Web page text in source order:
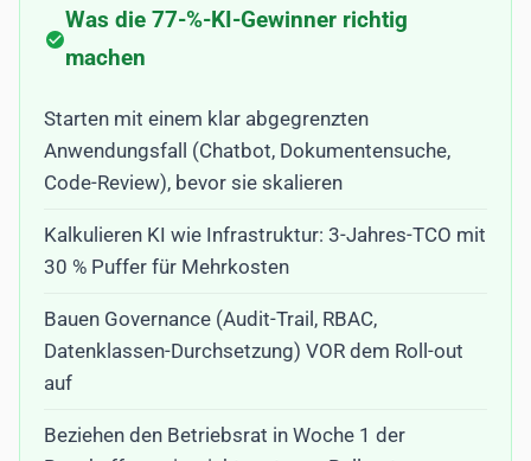
Was die 77-%-KI-Gewinner richtig
machen
Starten mit einem klar abgegrenzten
Anwendungsfall (Chatbot, Dokumentensuche,
Code-Review), bevor sie skalieren
Kalkulieren KI wie Infrastruktur: 3-Jahres-TCO mit
30 % Puffer für Mehrkosten
Bauen Governance (Audit-Trail, RBAC,
Datenklassen-Durchsetzung) VOR dem Roll-out
auf
Beziehen den Betriebsrat in Woche 1 der